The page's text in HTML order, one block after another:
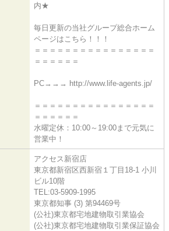
内★
毎日更新の当社グループ総合ホーム
ページはこちら！！！
＝＝＝＝＝＝＝＝＝＝＝＝＝＝＝＝
＝＝＝＝＝＝
PC→→→ http://www.life-agents.jp/
＝＝＝＝＝＝＝＝＝＝＝＝＝＝＝＝
＝＝＝＝＝＝
水曜定休：10:00～19:00まで元気に
営業中！
アクセス新宿店
東京都新宿区西新宿１丁目18-1 小川
ビル10階
TEL:03-5909-1995
東京都知事 (3) 第94469号
(公社)東京都宅地建物取引業協会
(公社)東京都宅地建物取引業保証協会